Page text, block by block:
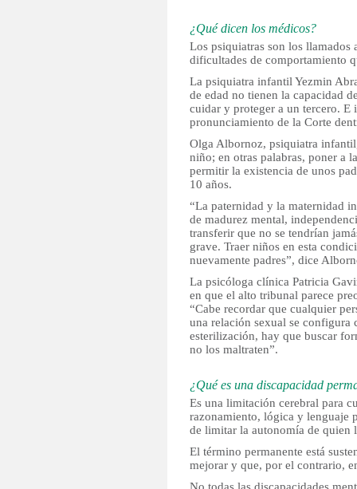
¿Qué dicen los médicos?
Los psiquiatras son los llamados
dificultades de comportamiento
La psiquiatra infantil Yezmin
de edad no tienen la capacidad
cuidar y proteger a un tercero. E
pronunciamiento de la Corte
Olga Albornoz, psiquiatra
niño; en otras palabras, poner a
permitir la existencia de unos
10 años.
“La paternidad y la maternidad
de madurez mental,
transferir que no se tendrían
grave. Traer niños en esta
nuevamente padres”, dice
La psicóloga clínica Patricia
en que el alto tribunal parece
“Cabe recordar que cualquier
una relación sexual se configura
esterilización, hay que buscar
no los maltraten”.
¿Qué es una discapacidad
Es una limitación cerebral para
razonamiento, lógica y lenguaje
de limitar la autonomía de quien
El término permanente está
mejorar y que, por el contrario,